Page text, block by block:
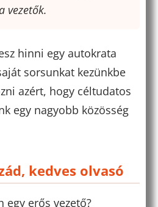
vezetők.
hinni egy autokrata
sorsunkat kezünkbe
azért, hogy céltudatos
egy nagyobb közösség
kedves olvasó
egy erős vezető?